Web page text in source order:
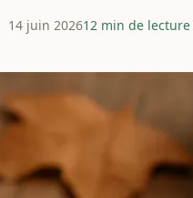
14 juin 202612 min de lecture